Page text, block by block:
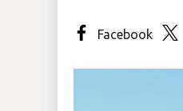
Facebook